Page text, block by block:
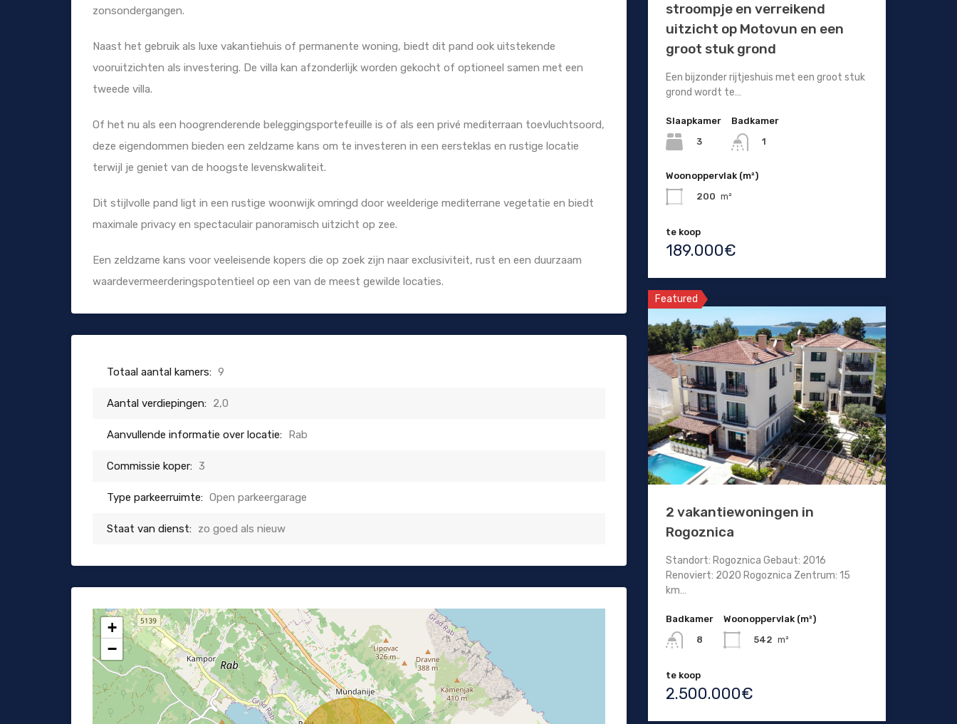
zonsondergangen.
Naast het gebruik als luxe vakantiehuis of permanente woning, biedt dit pand ook uitstekende
vooruitzichten als investering. De villa kan afzonderlijk worden gekocht of optioneel samen met een
tweede villa.
Of het nu als een hoogrenderende beleggingsportefeuille is of als een privé mediterraan toevluchtsoord,
deze eigendommen bieden een zeldzame kans om te investeren in een eersteklas en rustige locatie
terwijl je geniet van de hoogste levenskwaliteit.
Dit stijlvolle pand ligt in een rustige woonwijk omringd door weelderige mediterrane vegetatie en biedt
maximale privacy en spectaculair panoramisch uitzicht op zee.
Een zeldzame kans voor veeleisende kopers die op zoek zijn naar exclusiviteit, rust en een duurzaam
waardevermeerderingspotentieel op een van de meest gewilde locaties.
Totaal aantal kamers: 9
Aantal verdiepingen: 2,0
Aanvullende informatie over locatie: Rab
Commissie koper: 3
Type parkeerruimte: Open parkeergarage
Staat van dienst: zo goed als nieuw
+
−
stroompje en verreikend
uitzicht op Motovun en een
groot stuk grond
Een bijzonder rijtjeshuis met een groot stuk
grond wordt te…
Slaapkamer
3
Badkamer
1
Woonoppervlak (m²)
200 m²
te koop
189.000€
Featured
2 vakantiewoningen in
Rogoznica
Standort: Rogoznica Gebaut: 2016
Renoviert: 2020 Rogoznica Zentrum: 15
km…
Badkamer
8
Woonoppervlak (m²)
542 m²
te koop
2.500.000€